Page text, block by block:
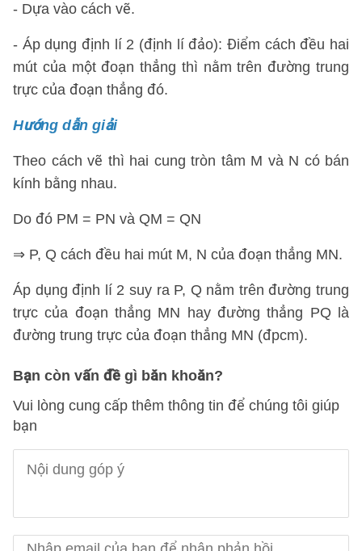
- Dựa vào cách vẽ.
- Áp dụng định lí 2 (định lí đảo): Điểm cách đều hai
mút của một đoạn thẳng thì nằm trên đường trung
trực của đoạn thẳng đó.
Hướng dẫn giải
Theo cách vẽ thì hai cung tròn tâm M và N có bán
kính bằng nhau.
Do đó PM = PN và QM = QN
⇒ P, Q cách đều hai mút M, N của đoạn thẳng MN.
Áp dụng định lí 2 suy ra P, Q nằm trên đường trung
trực của đoạn thẳng MN hay đường thẳng PQ là
đường trung trực của đoạn thẳng MN (đpcm).
Bạn còn vấn đề gì băn khoăn?
Vui lòng cung cấp thêm thông tin để chúng tôi giúp
bạn